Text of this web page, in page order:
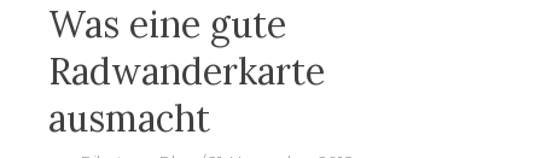
Was eine gute
Radwanderkarte
ausmacht